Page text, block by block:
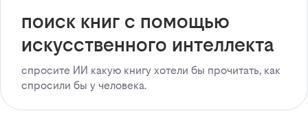
поиск книг с помощью
искусственного интеллекта
спросите ИИ какую книгу хотели бы прочитать, как
спросили бы у человека.